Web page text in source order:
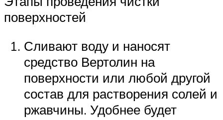
поверхностей
Сливают воду и наносят
средство Вертолин на
поверхности или любой другой
состав для растворения солей и
ржавчины. Удобнее будет